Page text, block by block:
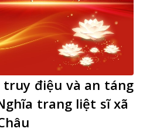
truy điệu và an táng
trang liệt sĩ xã